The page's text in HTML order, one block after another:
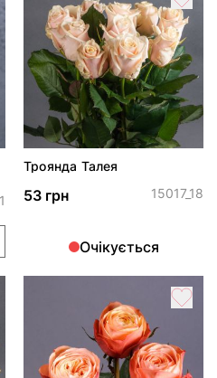
Троянда Талея
53 грн 15017_18
Очікується